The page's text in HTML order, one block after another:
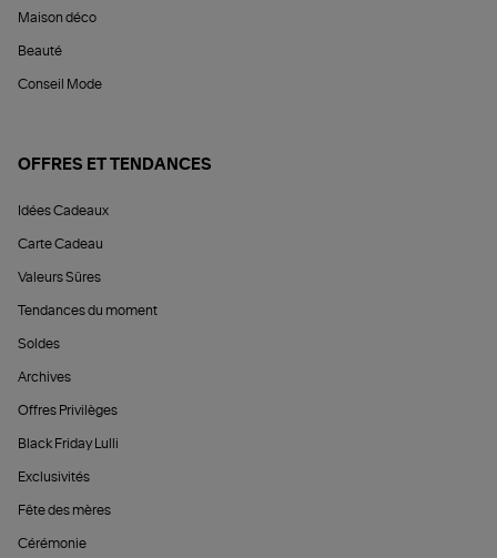
Maison déco
Beauté
Conseil Mode
OFFRES ET TENDANCES
Idées Cadeaux
Carte Cadeau
Valeurs Sûres
Tendances du moment
Soldes
Archives
Offres Privilèges
Black Friday Lulli
Exclusivités
Fête des mères
Cérémonie